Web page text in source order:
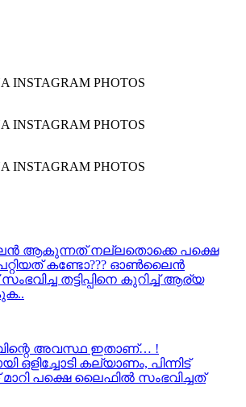
INSTAGRAM PHOTOS
INSTAGRAM PHOTOS
INSTAGRAM PHOTOS
ആകുന്നത് നല്ലതൊക്കെ പക്ഷെ
പറ്റിയത് കണ്ടോ??? ഓൺലൈൻ
തട്ടിപ്പിനെ കുറിച്ച് ആര്യ
അവസ്ഥ ഇതാണ്… !
കല്യാണം, പിന്നിട്
മാറി പക്ഷെ ലൈഫില്‍ സംഭവിച്ചത്